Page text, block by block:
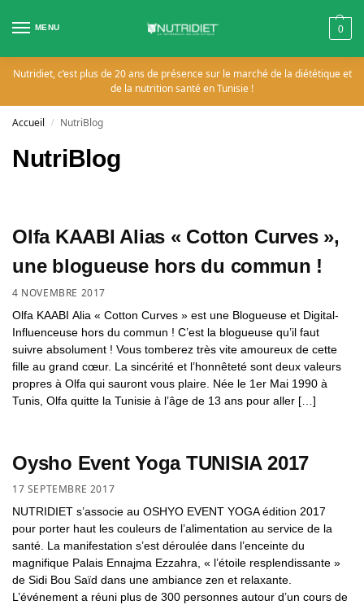
MENU 0
Nutridiet, c’est plus de 20 ans de présence sur le marché de la diététique et
de la nutrition santé en Tunisie !
Accueil / NutriBlog
NutriBlog
Olfa KAABI Alias « Cotton Curves »,
une blogueuse hors du commun !
4 NOVEMBRE 2017
Olfa KAABI Alia « Cotton Curves » est une Blogueuse et Digital-
Influenceuse hors du commun ! C’est la blogueuse qu’il faut
suivre absolument ! Vous tomberez très vite amoureux de cette
fille au grand cœur. La sincérité et l’honnêteté sont deux valeurs
propres à Olfa qui sauront vous plaire. Née le 1er Mai 1990 à
Tunis, Olfa quitte la Tunisie à l’âge de 13 ans pour aller […]
Oysho Event Yoga TUNISIA 2017
17 SEPTEMBRE 2017
NUTRIDIET s’associe au OSHYO EVENT YOGA édition 2017
pour porter haut les couleurs de l’alimentation au service de la
santé. La manifestation s’est déroulée dans l’enceinte du
magnifique Palais Ennajma Ezzahra, « l’étoile resplendissante »
de Sidi Bou Saïd dans une ambiance zen et relaxante.
L’événement a réuni plus de 300 personnes autour d’un cours de